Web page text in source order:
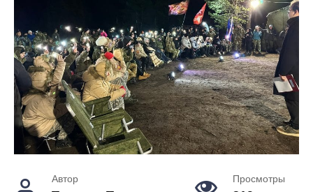
Автор Просмотры